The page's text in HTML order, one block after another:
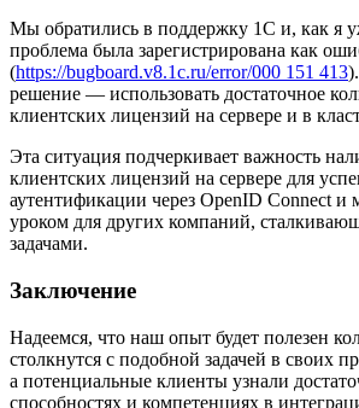
Мы обратились в поддержку 1С и, как я
проблема была зарегистрирована как
(https://bugboard.v8.1c.ru/error/000 151 413
решение — использовать достаточное
клиентских лицензий на сервере и в
Эта ситуация подчеркивает важность
клиентских лицензий на сервере для
аутентификации через OpenID Connect и
уроком для других компаний,
задачами.
Заключение
Надеемся, что наш опыт будет полезен
столкнутся с подобной задачей в своих
а потенциальные клиенты узнали
способностях и компетенциях в